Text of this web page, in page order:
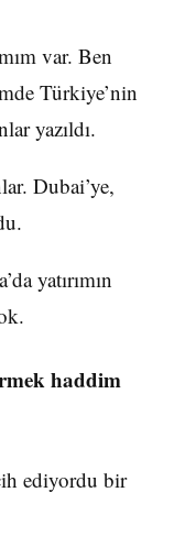
var. Ben
Türkiye’nin
yazıldı.
Dubai’ye,
yatırımın
haddim
ediyordu bir